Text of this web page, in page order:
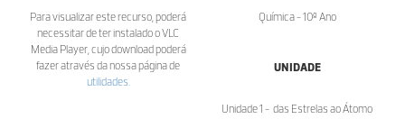
Para visualizar este recurso, poderá
necessitar de ter instalado o VLC
Media Player, cujo download poderá
fazer através da nossa página de
utilidades
Química - 10º Ano
UNIDADE
Unidade 1 - das Estrelas ao Átomo